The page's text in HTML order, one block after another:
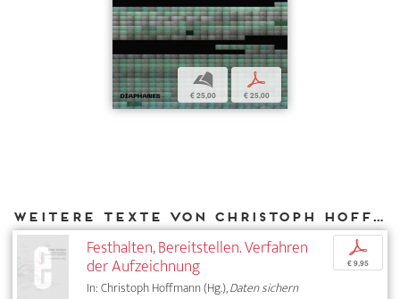
b
€ 25,00
p
€ 25,00
Weitere Texte von Christoph Hoffmann bei DIAPHANES
Festhalten, Bereitstellen. Verfahren
der Aufzeichnung
In: Christoph Hoffmann (Hg.),Daten sichern
p
€ 9,95